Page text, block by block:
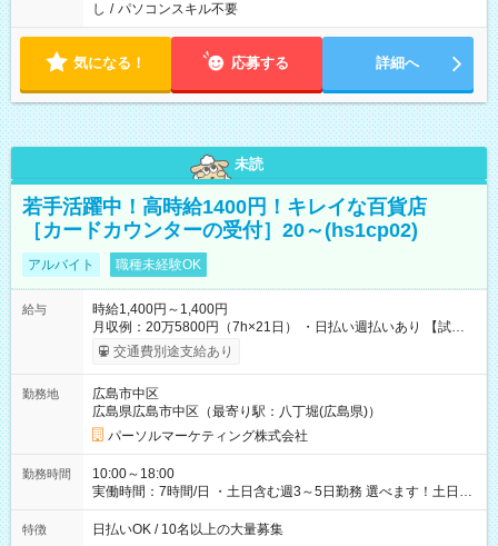
し / パソコンスキル不要
気になる！ 応募する 詳細へ
未読
若手活躍中！高時給1400円！キレイな百貨店
［カードカウンターの受付］20～(hs1cp02)
アルバイト 職種未経験OK
給与
時給1,400円～1,400円
月収例：20万5800円（7h×21日） ・日払い週払いあり 【試用
期間】試用期間なし
交通費別途支給あり
勤務地
広島市中区
広島県広島市中区（最寄り駅：八丁堀(広島県)）
パーソルマーケティング株式会社
勤務時間
10:00～18:00
実働時間：7時間/日 ・土日含む週3～5日勤務 選べます！土日も
休みやすい！ ・残業は有りません！
特徴 日払いOK / 10名以上の大量募集